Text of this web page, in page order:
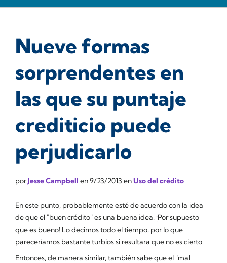
Nueve formas
sorprendentes en
las que su puntaje
crediticio puede
perjudicarlo
porJesse Campbell en9/23/2013 enUso del crédito
En este punto, probablemente esté de acuerdo con la idea
de que el "buen crédito" es una buena idea. ¡Por supuesto
que es bueno! Lo decimos todo el tiempo, por lo que
pareceríamos bastante turbios si resultara que no es cierto.
Entonces, de manera similar, también sabe que el "mal